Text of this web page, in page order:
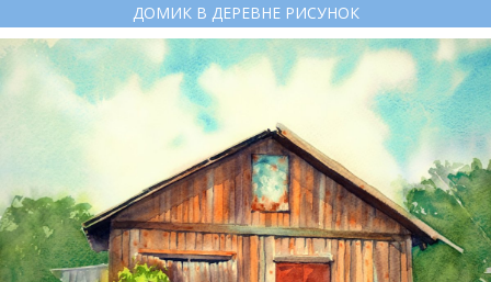
ДОМИК В ДЕРЕВНЕ РИСУНОК